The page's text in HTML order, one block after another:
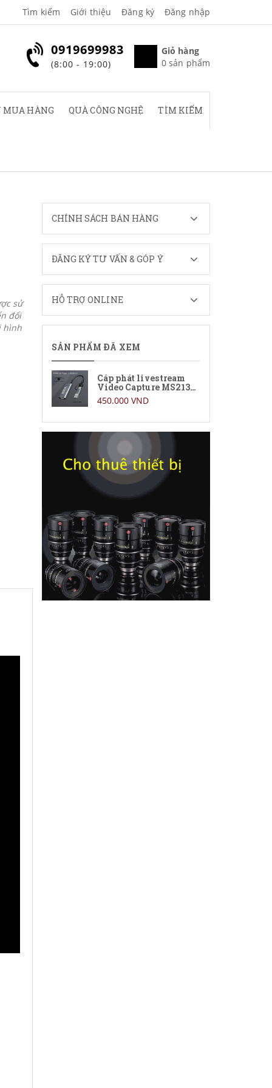
Tìm kiếm Giới thiệu Đăng ký Đăng nhập
Giỏ hàng
0 sản phẩm
0919699983
(8:00 - 19:00)
MUA HÀNG QUÀ CÔNG NGHỆ TÌM KIẾM
sử
đổi
hình
CHÍNH SÁCH BÁN HÀNG
ĐĂNG KÝ TƯ VẤN & GÓP Ý
HỖ TRỢ ONLINE
SẢN PHẨM ĐÃ XEM
Cáp phát livestream
Video Capture MS2130
C
450.000 VND